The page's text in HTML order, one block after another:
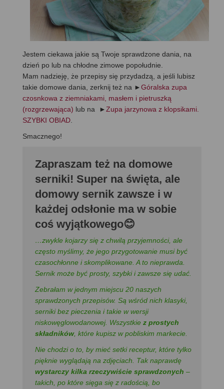
Jestem ciekawa jakie są Twoje sprawdzone dania, na
dzień po lub na chłodne zimowe popołudnie.
Mam nadzieję, że przepisy się przydadzą, a jeśli lubisz
takie domowe dania, zerknij też na ►Góralska zupa
czosnkowa z ziemniakami, masłem i pietruszką
(rozgrzewająca) lub na ►Zupa jarzynowa z klopsikami.
SZYBKI OBIAD
Smacznego!
Zapraszam też na domowe
serniki! Super na święta, ale
domowy sernik zawsze i w
każdej odsłonie ma w sobie
coś wyjątkowego😊
…zwykle kojarzy się z chwilą przyjemności, ale
często myślimy, że jego przygotowanie musi być
czasochłonne i skomplikowane. A to nieprawda.
Sernik może być prosty, szybki i zawsze się udać.
Zebrałam w jednym miejscu 20 naszych
sprawdzonych przepisów. Są wśród nich klasyki,
serniki bez pieczenia i takie w wersji
niskowęglowodanowej. Wszystkie z prostych
składników, które kupisz w pobliskim markecie.
Nie chodzi o to, by mieć setki receptur, które tylko
pięknie wyglądają na zdjęciach. Tak naprawdę
wystarczy kilka rzeczywiście sprawdzonych –
takich, po które sięga się z radością, bo